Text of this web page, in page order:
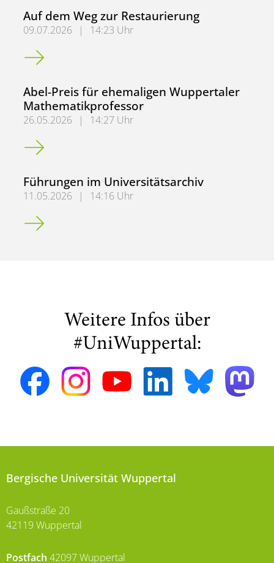
Auf dem Weg zur Restaurierung
09.07.2026 |
14:23 Uhr
Auf dem Weg zur Restaurierung
Abel-Preis für ehemaligen Wuppertaler
Mathematikprofessor
26.05.2026 |
14:27 Uhr
Abel-Preis für ehemaligen Wuppertaler
Führungen im Universitätsarchiv
11.05.2026 |
14:16 Uhr
Führungen im Universitätsarchiv
Weitere Infos über
#UniWuppertal:
Bergische Universität Wuppertal
Gaußstraße 20
42119 Wuppertal
Postfach 42097 Wuppertal